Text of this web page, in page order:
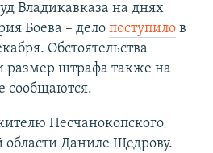
Владикавказа на днях
Боева – дело поступилов
Обстоятельства
размер штрафа также на
сообщаются.
Песчанокопского
области Даниле Щедрову.